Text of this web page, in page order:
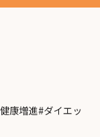
康増進#ダイエッ